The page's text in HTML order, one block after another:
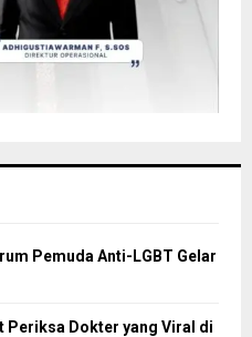
Pemuda Anti-LGBT Gelar
Periksa Dokter yang Viral di